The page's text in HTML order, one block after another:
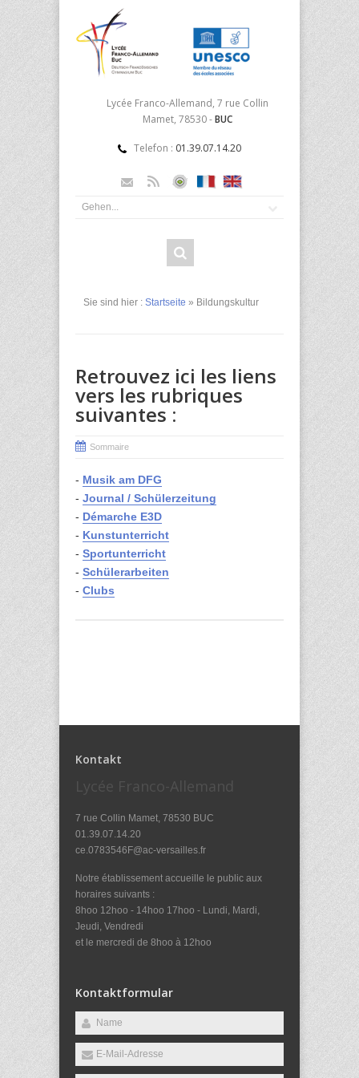
Lycée Franco-Allemand, 7 rue Collin
Mamet, 78530 -BUC
Telefon : 01.39.07.14.20
Sie sind hier : Startseite » Bildungskultur
Retrouvez ici les liens
vers les rubriques
suivantes :
Sommaire
- Musik am DFG
- Journal / Schülerzeitung
- Démarche E3D
- Kunstunterricht
- Sportunterricht
- Schülerarbeiten
- Clubs
Kontakt
Lycée Franco-Allemand
7 rue Collin Mamet, 78530 BUC
01.39.07.14.20
ce.0783546F@ac-versailles.fr
Notre établissement accueille le public aux
horaires suivants :
8hoo 12hoo - 14hoo 17hoo - Lundi, Mardi,
Jeudi, Vendredi
et le mercredi de 8hoo à 12hoo
Kontaktformular